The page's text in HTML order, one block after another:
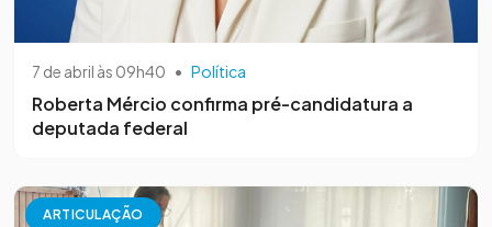
7 de abril às 09h40 • Política
Roberta Mércio confirma pré-candidatura a
deputada federal
ARTICULAÇÃO